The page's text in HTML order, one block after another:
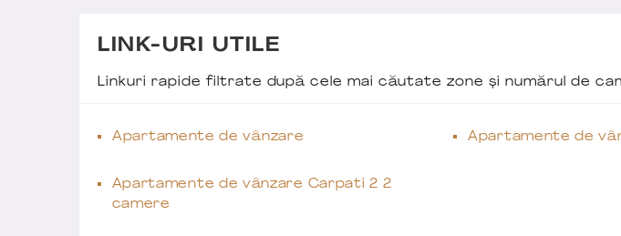
LINK-URI UTILE
Linkuri rapide filtrate după cele mai căutate zone și numărul de
Apartamente de vânzare Apartamente de
Apartamente de vânzare Carpati 2 2
camere